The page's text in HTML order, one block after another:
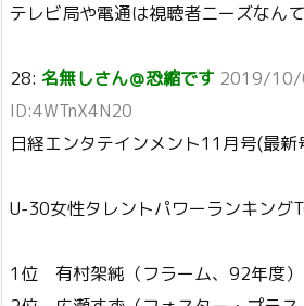
テレビ局や電通は視聴者ニーズなん
28: 名無しさん＠恐縮です 2019/10/
ID:4WTnX4N20
日経エンタテインメント11月号(最新
U-30女性タレントパワーランキング
1位 有村架純（フラーム、92年度